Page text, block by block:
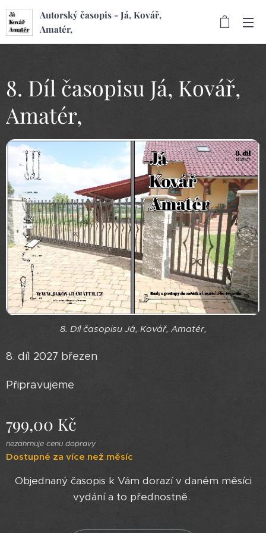
Autorský časopis - Já, Kovář,
Amatér,
8. Díl časopisu Já, Kovář,
Amatér,
8. Díl časopisu Já, Kovář, Amatér,
8. díl 2027 březen
Připravujeme
799,00 Kč
nezahrnuje cenu dopravy
Dostupné za více než měsíc
Objednaný časopis k Vám dorazí v daném měsíci
vydání a to přednostně.